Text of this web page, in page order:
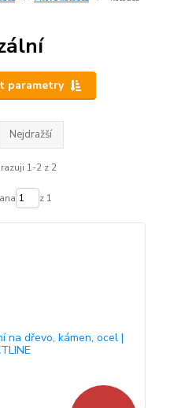
parametry
Nejdražší
1-2 z 2
z 1